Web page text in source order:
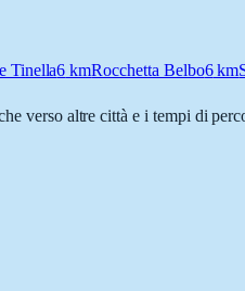
Tinella6 kmRocchetta Belbo6km
verso altre città e i tempi di